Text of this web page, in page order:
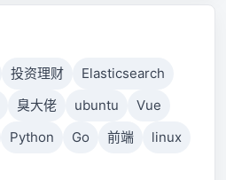
投资理财
Elasticsearch
臭大佬 ubuntu
Vue
Python Go 前端
linux